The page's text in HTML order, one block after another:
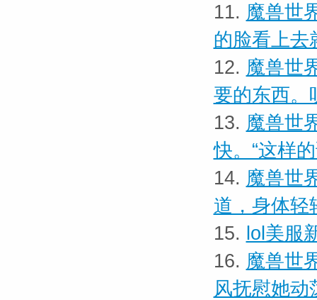
11. 魔兽世
的脸看上去
12. 魔兽世
要的东西。
13. 魔兽世
快。“这样
14. 魔兽世
道，身体轻
15. lol美服
16. 魔兽世
风抚慰她动